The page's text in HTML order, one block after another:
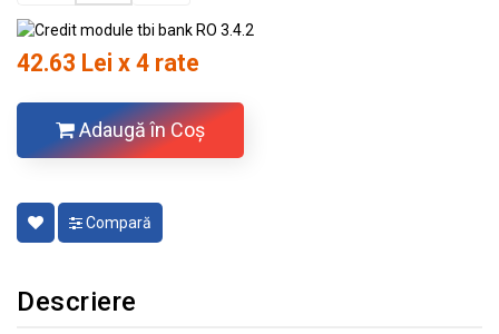
42.63 Lei x 4 rate
Adaugă în Coş
Compară
Descriere